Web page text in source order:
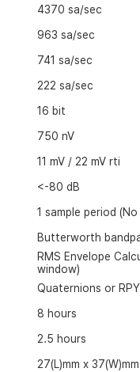
4370 sa/sec
963 sa/sec
741 sa/sec
222 sa/sec
16 bit
750 nV
11 mV / 22 mV rti
<-80 dB
1 sample period
Butterworth
RMS Envelope
window)
Quaternions or
8 hours
2.5 hours
27(L)mm x